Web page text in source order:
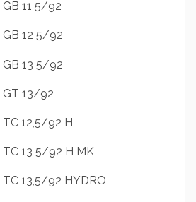
11 5/92
12 5/92
13 5/92
GT 13/92
12,5/92 H
13 5/92 H MK
13,5/92 HYDRO